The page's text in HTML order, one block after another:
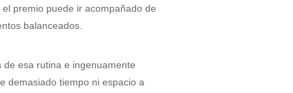
premio puede ir acompañado de
balanceados.
esa rutina e ingenuamente
demasiado tiempo ni espacio a